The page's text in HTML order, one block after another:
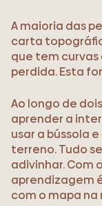
A maioria das
carta
que tem curvas
perdida. Esta
Ao longo de
aprender a
usar a bússola
terreno. Tudo
adivinhar. Com
aprendizagem
com o mapa